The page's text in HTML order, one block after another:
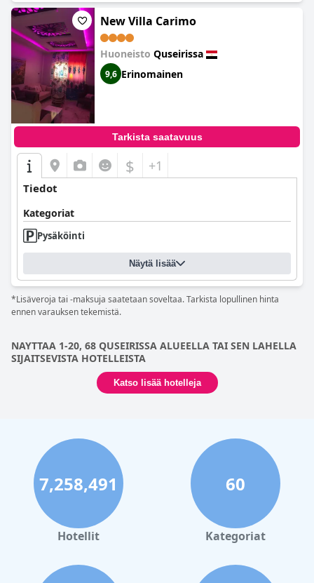
New Villa Carimo
Huoneisto Quseirissa
9,6 Erinomainen
Tarkista saatavuus
$ +1
Tiedot
Kategoriat
Pysäköinti
Näytä lisää
*Lisäveroja tai -maksuja saatetaan soveltaa. Tarkista lopullinen hinta
ennen varauksen tekemistä.
NAYTTAA 1-20, 68 QUSEIRISSA ALUEELLA TAI SEN LAHELLA
SIJAITSEVISTA HOTELLEISTA
Katso lisää hotelleja
7,258,491
Hotellit
60
Kategoriat